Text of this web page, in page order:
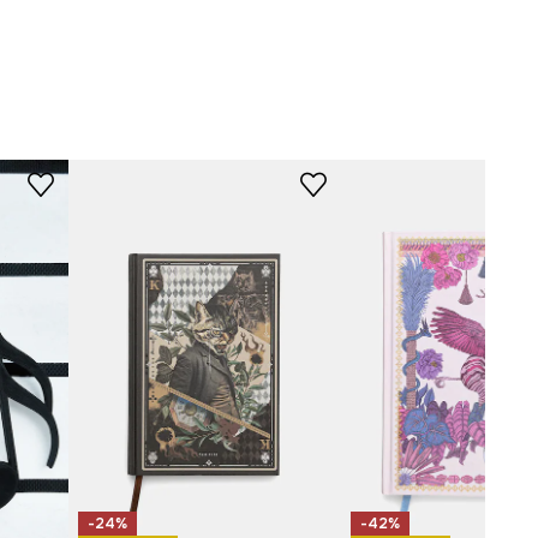
PAUA50-MLA
-24%
-42%